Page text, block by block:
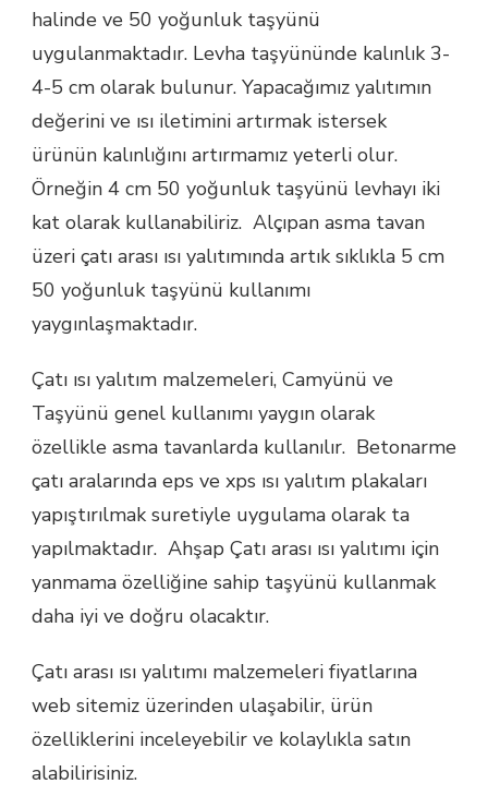
halinde ve 50 yoğunluk taşyünü
uygulanmaktadır. Levha taşyününde kalınlık 3-
4-5 cm olarak bulunur. Yapacağımız yalıtımın
değerini ve ısı iletimini artırmak istersek
ürünün kalınlığını artırmamız yeterli olur.
Örneğin 4 cm 50 yoğunluk taşyünü levhayı iki
kat olarak kullanabiliriz. Alçıpan asma tavan
üzeri çatı arası ısı yalıtımında artık sıklıkla 5 cm
50 yoğunluk taşyünü kullanımı
yaygınlaşmaktadır.
Çatı ısı yalıtım malzemeleri, Camyünü ve
Taşyünü genel kullanımı yaygın olarak
özellikle asma tavanlarda kullanılır. Betonarme
çatı aralarında eps ve xps ısı yalıtım plakaları
yapıştırılmak suretiyle uygulama olarak ta
yapılmaktadır. Ahşap Çatı arası ısı yalıtımı için
yanmama özelliğine sahip taşyünü kullanmak
daha iyi ve doğru olacaktır.
Çatı arası ısı yalıtımı malzemeleri fiyatlarına
web sitemiz üzerinden ulaşabilir, ürün
özelliklerini inceleyebilir ve kolaylıkla satın
alabilirisiniz.